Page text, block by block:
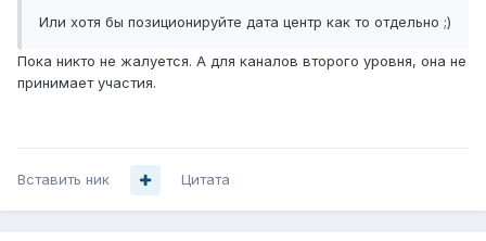
Или хотя бы позиционируйте дата центр как то отдельно ;)
Пока никто не жалуется. А для каналов второго уровня, она не
принимает участия.
Вставить ник Цитата